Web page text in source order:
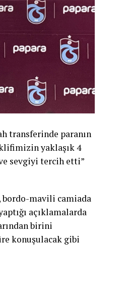
transferinde paranın
yaklaşık 4
sevgiyi tercih etti”
bordo-mavili camiada
açıklamalarda
birini
konuşulacak gibi